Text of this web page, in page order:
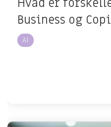
Hvad er
Business og
AI